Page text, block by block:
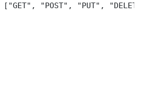
["GET", "POST", "PUT",